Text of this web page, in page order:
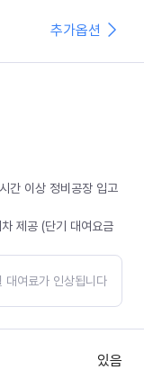
추가옵션
간 이상 정비공장 입고
제공 (단기 대여요금
대여료가 인상됩니다
있음